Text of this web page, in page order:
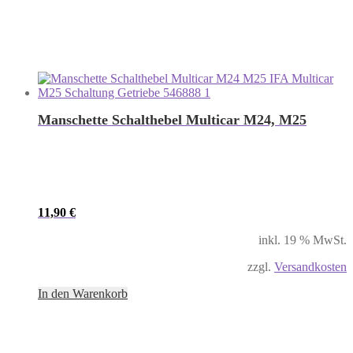
Manschette Schalthebel Multicar M24, M25
11,90 €
inkl. 19 % MwSt.
zzgl. Versandkosten
In den Warenkorb